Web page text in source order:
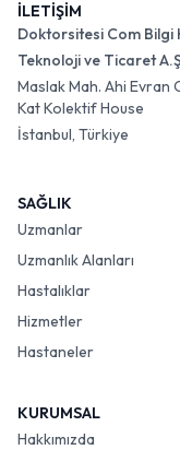
İLETİŞİM
Doktorsitesi Com Bilgi
Teknoloji ve Ticaret
Maslak Mah. Ahi Evran
Kat Kolektif House
İstanbul, Türkiye
SAĞLIK
Uzmanlar
Uzmanlık Alanları
Hastalıklar
Hizmetler
Hastaneler
KURUMSAL
Hakkımızda